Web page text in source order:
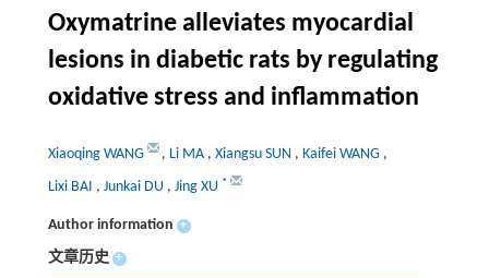
Oxymatrine alleviates myocardial
lesions in diabetic rats by regulating
oxidative stress and inflammation
Xiaoqing WANG , Li MA , Xiangsu SUN , Kaifei WANG ,
Lixi BAI , Junkai DU , Jing XU *
Author information +
文章历史 +